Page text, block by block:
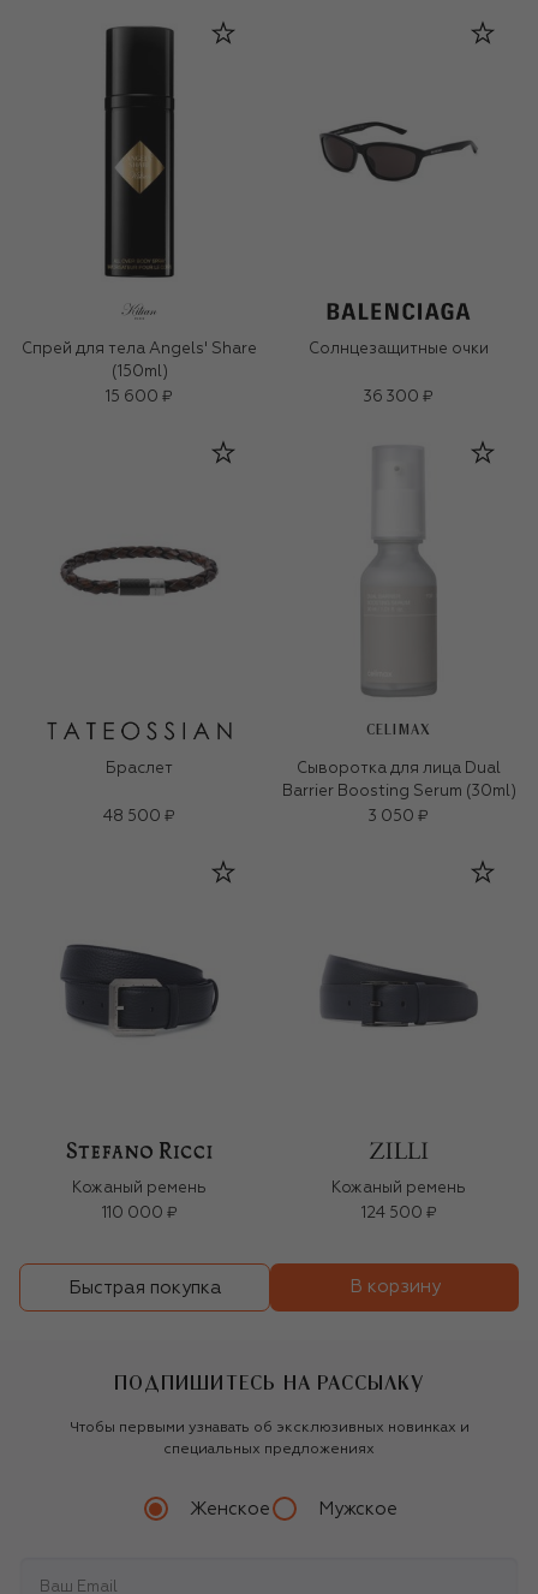
Спрей для тела Angels' Share
(150ml)
15 600 ₽
Солнцезащитные очки
36 300 ₽
Браслет
48 500 ₽
CELIMAX
Сыворотка для лица Dual
Barrier Boosting Serum (30ml)
3 050 ₽
Кожаный ремень
110 000 ₽
Кожаный ремень
124 500 ₽
Быстрая покупка В корзину
ПОДПИШИТЕСЬ НА РАССЫЛКУ
Чтобы первыми узнавать об эксклюзивных новинках и
специальных предложениях
Женское Мужское